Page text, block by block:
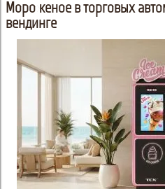
Мороженое в торговых
вендинге